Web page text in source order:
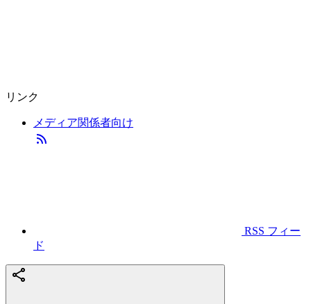
リンク
メディア関係者向け
RSS フィー
ド